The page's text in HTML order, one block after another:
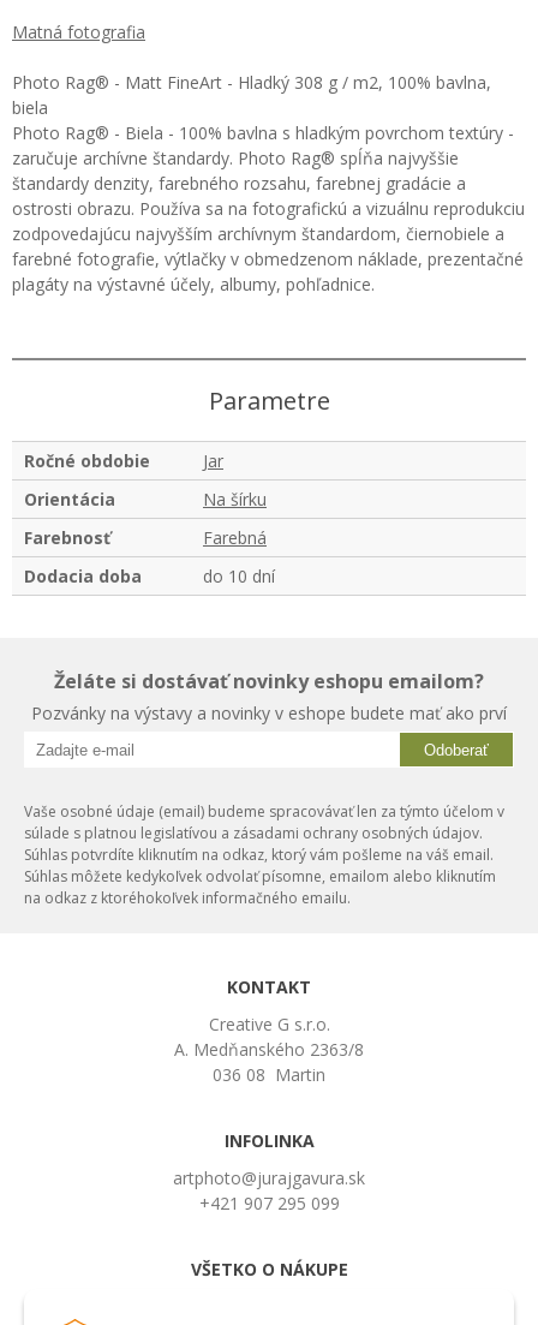
Matná fotografia
Photo Rag® - Matt FineArt - Hladký 308 g / m2, 100% bavlna,
biela
Photo Rag® - Biela - 100% bavlna s hladkým povrchom textúry -
zaručuje archívne štandardy. Photo Rag® spĺňa najvyššie
štandardy denzity, farebného rozsahu, farebnej gradácie a
ostrosti obrazu. Používa sa na fotografickú a vizuálnu reprodukciu
zodpovedajúcu najvyšším archívnym štandardom, čiernobiele a
farebné fotografie, výtlačky v obmedzenom náklade, prezentačné
plagáty na výstavné účely, albumy, pohľadnice.
Parametre
Ročné obdobie
Jar
Orientácia
Na šírku
Farebnosť
Farebná
Dodacia doba
do 10 dní
Želáte si dostávať novinky eshopu emailom?
Pozvánky na výstavy a novinky v eshope budete mať ako prví
Odoberať
Vaše osobné údaje (email) budeme spracovávať len za týmto účelom v
súlade s platnou legislatívou a zásadami ochrany osobných údajov.
Súhlas potvrdíte kliknutím na odkaz, ktorý vám pošleme na váš email.
Súhlas môžete kedykoľvek odvolať písomne, emailom alebo kliknutím
na odkaz z ktoréhokoľvek informačného emailu.
KONTAKT
Creative G s.r.o.
A. Medňanského 2363/8
036 08 Martin
INFOLINKA
artphoto@jurajgavura.sk
+421 907 295 099
VŠETKO O NÁKUPE